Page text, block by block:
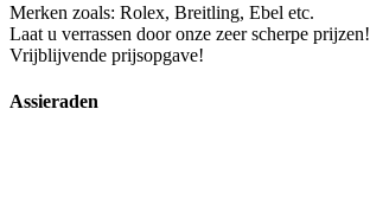
Merken zoals: Rolex, Breitling, Ebel etc.
Laat u verrassen door onze zeer scherpe prijzen!
Vrijblijvende prijsopgave!
Assieraden